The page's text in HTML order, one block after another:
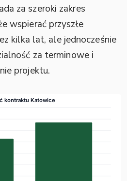
za szeroki zakres
wspierać przyszłe
kilka lat, ale jednocześnie
za terminowe i
projektu.